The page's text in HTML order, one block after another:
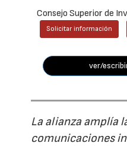
Consejo Superior de
Solicitar información
ver/
La alianza amplía
comunicaciones